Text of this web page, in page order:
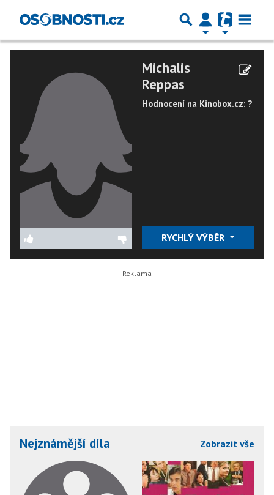
Michalis
Reppas
Hodnocení na Kinobox.cz: ?
RYCHLÝ VÝBĚR
Nejznámější díla Zobrazit vše